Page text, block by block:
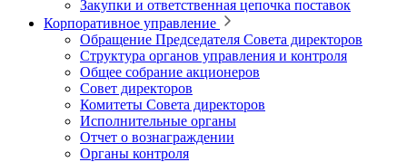
Закупки и ответственная цепочка поставок
Корпоративное управление
Обращение Председателя Совета директоров
Структура органов управления и контроля
Общее собрание акционеров
Совет директоров
Комитеты Совета директоров
Исполнительные органы
Отчет о вознаграждении
Органы контроля